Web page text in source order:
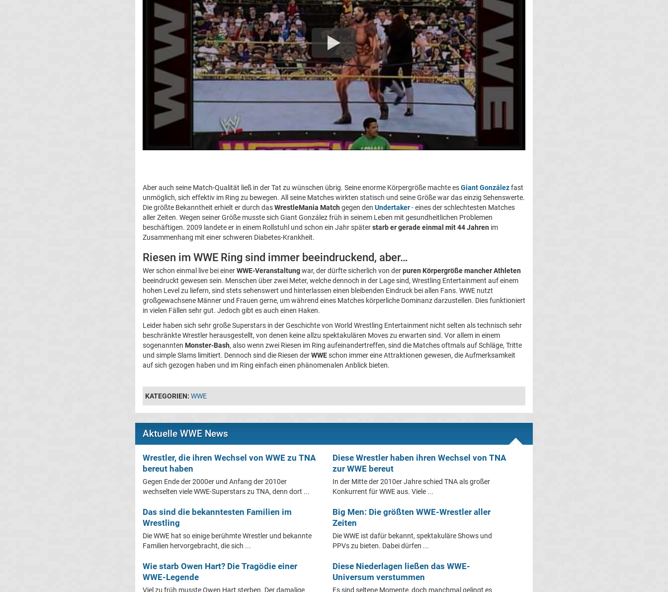
Aber auch seine Match-Qualität ließ in der Tat zu wünschen übrig. Seine enorme Körpergröße machte esGiant Gonzálezfast
unmöglich, sich effektiv im Ring zu bewegen. All seine Matches wirkten statisch und seine Größe war das einzig Sehenswerte.
Die größte Bekanntheit erhielt er durch dasWrestleMania Match gegen den Undertaker- eines der schlechtesten Matches
aller Zeiten. Wegen seiner Größe musste sich Giant González früh in seinem Leben mit gesundheitlichen Problemen
beschäftigen. 2009 landete er in einem Rollstuhl und schon ein Jahr späterstarb er gerade einmal mit 44 Jahren im
Zusammenhang mit einer schweren Diabetes-Krankheit.
Riesen im WWE Ring sind immer beeindruckend, aber…
Wer schon einmal live bei einerWWE-Veranstaltungwar, der dürfte sicherlich von derpuren Körpergröße mancher Athleten
beeindruckt gewesen sein. Menschen über zwei Meter, welche dennoch in der Lage sind, Wrestling Entertainment auf einem
hohen Level zu liefern, sind stets sehenswert und hinterlassen einen bleibenden Eindruck bei allen Fans. WWE nutzt
großgewachsene Männer und Frauen gerne, um während eines Matches körperliche Dominanz darzustellen. Dies funktioniert
in vielen Fällen sehr gut. Jedoch gibt es auch einen Haken.
Leider haben sich sehr große Superstars in der Geschichte von World Wrestling Entertainment nicht selten als technisch sehr
beschränkte Wrestler herausgestellt, von denen keine allzu spektakulären Moves zu erwarten sind. Vor allem in einem
sogenannten Monster-Bash, also wenn zwei Riesen im Ring aufeinandertreffen, sind die Matches oftmals auf Schläge, Tritte
und simple Slams limitiert. Dennoch sind die Riesen derWWEschon immer eine Attraktionen gewesen, die Aufmerksamkeit
auf sich gezogen haben und im Ring einfach einen phänomenalen Anblick bieten.
KATEGORIEN: WWE
Aktuelle WWE News
Wrestler, die ihren Wechsel von WWE zu TNA
bereut haben
Gegen Ende der 2000er und Anfang der 2010er
wechselten viele WWE-Superstars zu TNA, denn dort ...
Diese Wrestler haben ihren Wechsel von TNA
zur WWE bereut
In der Mitte der 2010er Jahre schied TNA als großer
Konkurrent für WWE aus. Viele ...
Das sind die bekanntesten Familien im
Wrestling
Die WWE hat so einige berühmte Wrestler und bekannte
Familien hervorgebracht, die sich ...
Big Men: Die größten WWE-Wrestler aller
Zeiten
Die WWE ist dafür bekannt, spektakuläre Shows und
PPVs zu bieten. Dabei dürfen ...
Wie starb Owen Hart? Die Tragödie einer
WWE-Legende
Viel zu früh musste Owen Hart sterben. Der damalige
Diese Niederlagen ließen das WWE-
Universum verstummen
Es sind seltene Momente, doch manchmal gelingt es